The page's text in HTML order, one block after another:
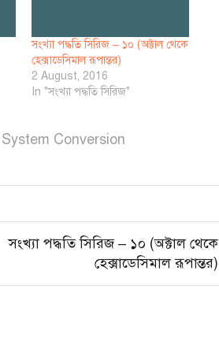
সংখ্যা পদ্ধতি সিরিজ – ১০ (অক্টাল থেকে
হেক্সাডেসিমাল রূপান্তর)
2 August, 2016
In "সংখ্যা পদ্ধতি সিরিজ"
Conversion
সংখ্যা পদ্ধতি সিরিজ – ১০ (অক্টাল থেকে
হেক্সাডেসিমাল রূপান্তর)